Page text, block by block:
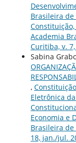
Brasileira de
Academia
Curitiba, v.
Sabina
,
Eletrônica
Economia e
Brasileira
18, jan./jul.